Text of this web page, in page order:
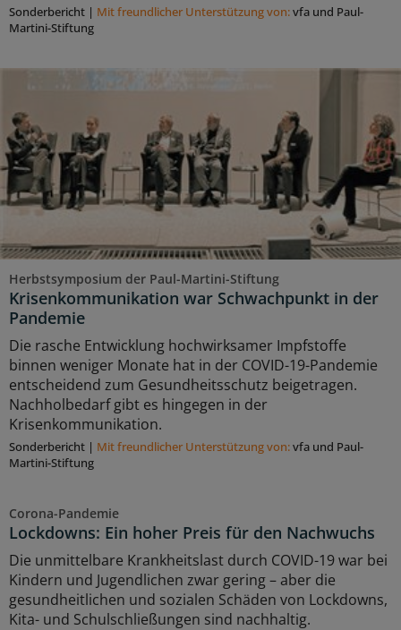
Sonderbericht | Mit freundlicher Unterstützung von:vfa und Paul-
Martini-Stiftung
Herbstsymposium der Paul-Martini-Stiftung
Krisenkommunikation war Schwachpunkt in der
Pandemie
Die rasche Entwicklung hochwirksamer Impfstoffe
binnen weniger Monate hat in der COVID-19-Pandemie
entscheidend zum Gesundheitsschutz beigetragen.
Nachholbedarf gibt es hingegen in der
Krisenkommunikation.
Sonderbericht | Mit freundlicher Unterstützung von:vfa und Paul-
Martini-Stiftung
Corona-Pandemie
Lockdowns: Ein hoher Preis für den Nachwuchs
Die unmittelbare Krankheitslast durch COVID-19 war bei
Kindern und Jugendlichen zwar gering – aber die
gesundheitlichen und sozialen Schäden von Lockdowns,
Kita- und Schulschließungen sind nachhaltig.